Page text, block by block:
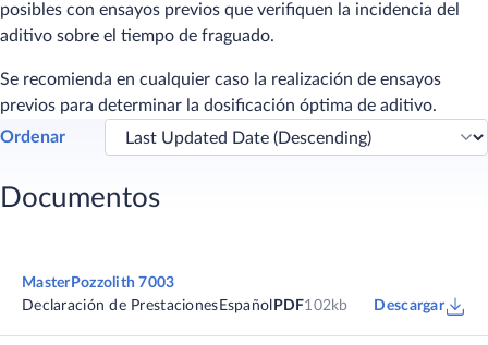
posibles con ensayos previos que verifiquen la incidencia del
aditivo sobre el tiempo de fraguado.
Se recomienda en cualquier caso la realización de ensayos
previos para determinar la dosificación óptima de aditivo.
Ordenar
Documentos
MasterPozzolith 7003
Declaración de Prestaciones Español PDF102kb Descargar